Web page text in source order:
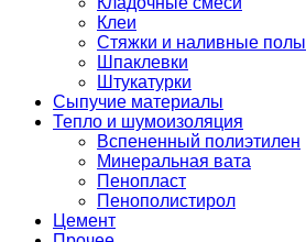
Клеи
Стяжки и наливные полы
Шпаклевки
Штукатурки
Сыпучие материалы
Тепло и шумоизоляция
Вспененный полиэтилен
Минеральная вата
Пенопласт
Пенополистирол
Цемент